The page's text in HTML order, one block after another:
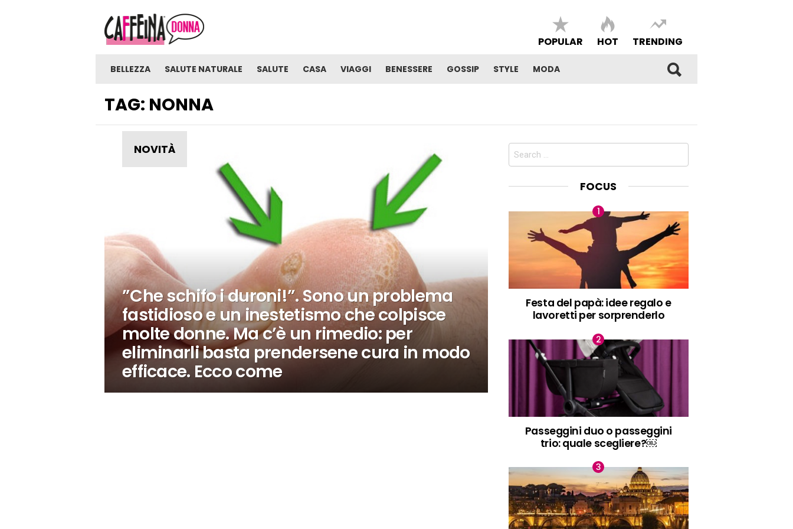
POPULAR HOT TRENDING
BELLEZZA SALUTE NATURALE SALUTE CASA VIAGGI BENESSERE GOSSIP STYLE MODA
TAG: NONNA
NOVITÀ
”Che schifo i duroni!”. Sono un problema
fastidioso e un inestetismo che colpisce
molte donne. Ma c’è un rimedio: per
eliminarli basta prendersene cura in modo
efficace. Ecco come
Search
FOCUS
Festa del papà: idee regalo e
lavoretti per sorprenderlo
Passeggini duo o passeggini
trio: quale scegliere?￼